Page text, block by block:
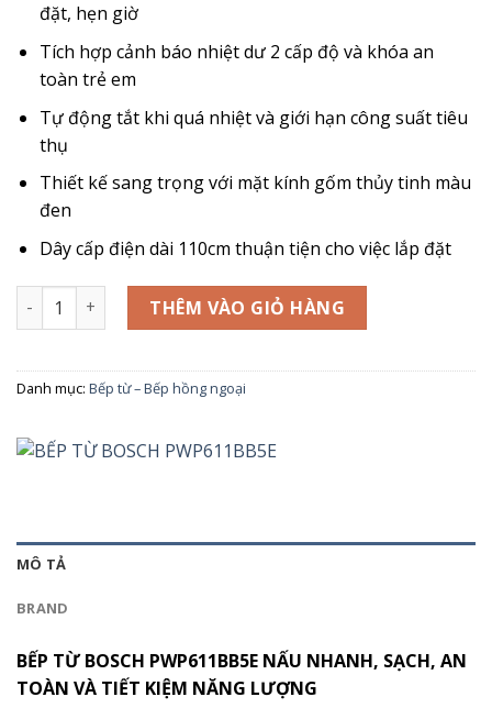
đặt, hẹn giờ
Tích hợp cảnh báo nhiệt dư 2 cấp độ và khóa an
toàn trẻ em
Tự động tắt khi quá nhiệt và giới hạn công suất tiêu
thụ
Thiết kế sang trọng với mặt kính gốm thủy tinh màu
đen
Dây cấp điện dài 110cm thuận tiện cho việc lắp đặt
BẾP TỪ BOSCH PWP611BB5E số lượng
THÊM VÀO GIỎ HÀNG
Danh mục: Bếp từ – Bếp hồng ngoại
MÔ TẢ
BRAND
BẾP TỪ BOSCH PWP611BB5E NẤU NHANH, SẠCH, AN
TOÀN VÀ TIẾT KIỆM NĂNG LƯỢNG